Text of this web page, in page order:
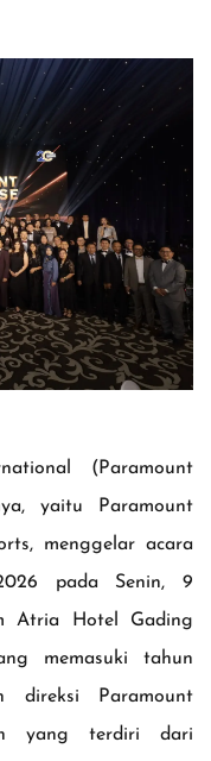
(Paramount
yaitu Paramount
menggelar acara
pada Senin, 9
Atria Hotel Gading
memasuki tahun
Paramount
yang terdiri dari